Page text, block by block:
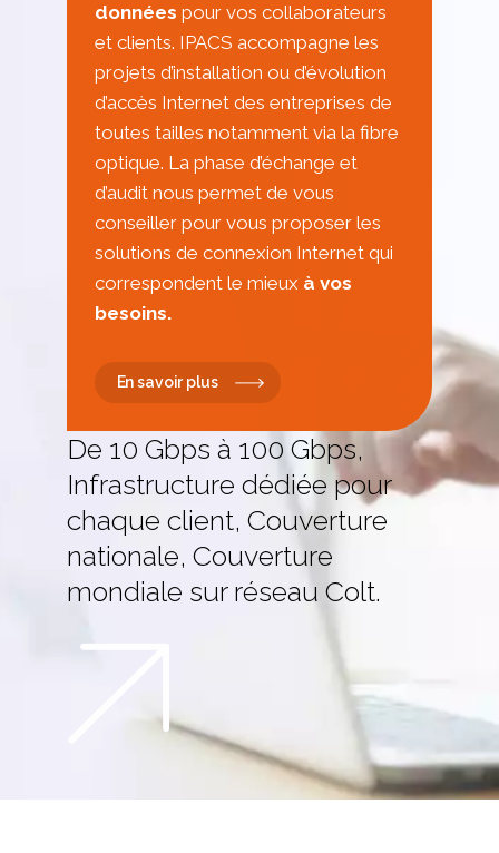
données pour vos collaborateurs
et clients. IPACS accompagne les
projets d’installation ou d’évolution
d’accès Internet des entreprises de
toutes tailles notamment via la fibre
optique. La phase d’échange et
d’audit nous permet de vous
conseiller pour vous proposer les
solutions de connexion Internet qui
correspondent le mieux à vos
besoins.
En savoir plus
De 10 Gbps à 100 Gbps,
Infrastructure dédiée pour
chaque client, Couverture
nationale, Couverture
mondiale sur réseau Colt.